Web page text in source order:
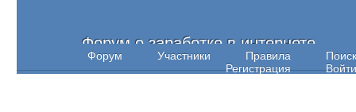
Форум о заработке в интернете
Форум Участники Правила
Поиск
Регистрация
Войти